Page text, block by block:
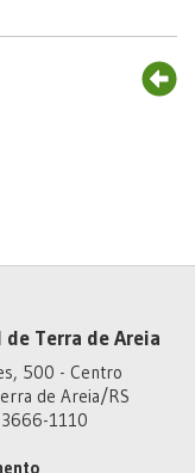
Terra de Areia
500 - Centro
de Areia/RS
1110